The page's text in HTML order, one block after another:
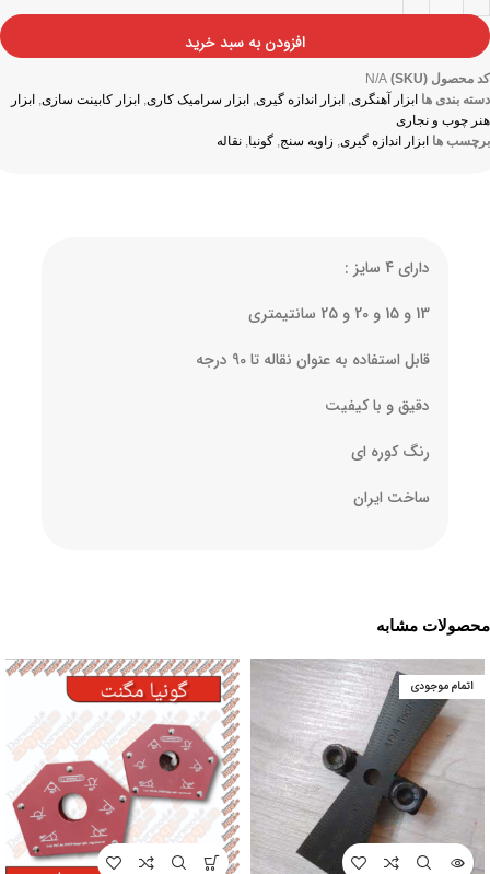
افزودن به سبد خرید
کد محصول (SKU)
N/A
دسته بندی ها ابزار آهنگری, ابزار اندازه گیری, ابزار سرامیک کاری, ابزار کابینت سازی, ابزار
هنر چوب و نجاری
برچسب ها ابزار اندازه گیری, زاویه سنج, گونیا, نقاله
دارای 4 سایز :
13 و 15 و 20 و 25 سانتیمتری
قابل استفاده به عنوان نقاله تا 90 درجه
دقیق و با کیفیت
رنگ کوره ای
ساخت ایران
محصولات مشابه
اتمام موجودی